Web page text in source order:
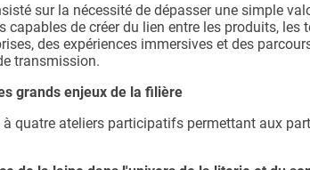
sur la nécessité de dépasser une simple
de créer du lien entre les produits, les
des expériences immersives et des
transmission.
grands enjeux de la filière
à quatre ateliers participatifs permettant aux